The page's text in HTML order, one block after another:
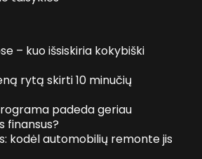
– kuo išsiskiria kokybiški
rytą skirti 10 minučių
padeda geriau
finansus?
kodėl automobilių remonte jis